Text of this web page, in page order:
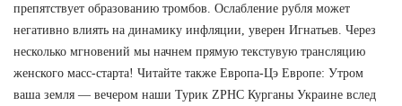
препятствует образованию тромбов. Ослабление рубля может
негативно влиять на динамику инфляции, уверен Игнатьев. Через
несколько мгновений мы начнем прямую текстувую трансляцию
женского масс-старта! Читайте также Европа-Цэ Европе: Утром
ваша земля — вечером наши Турик ZPHC Курганы Украине вслед